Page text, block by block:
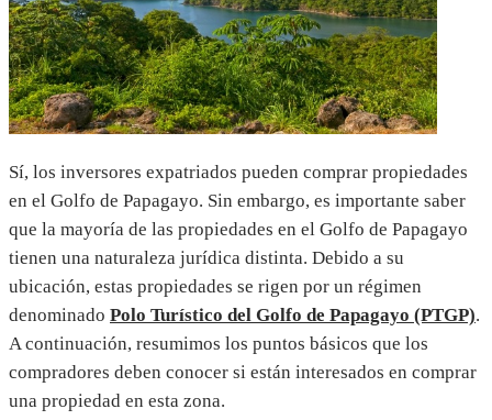
Sí, los inversores expatriados pueden comprar propiedades
en el Golfo de Papagayo. Sin embargo, es importante saber
que la mayoría de las propiedades en el Golfo de Papagayo
tienen una naturaleza jurídica distinta. Debido a su
ubicación, estas propiedades se rigen por un régimen
denominado Polo Turístico del Golfo de Papagayo (PTGP).
A continuación, resumimos los puntos básicos que los
compradores deben conocer si están interesados en comprar
una propiedad en esta zona.